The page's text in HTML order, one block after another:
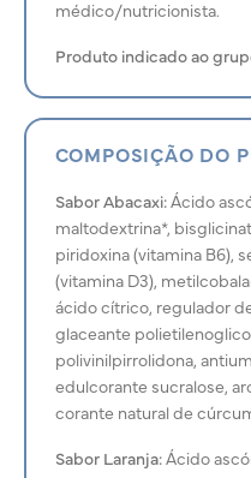
médico/nutricionista.
Produto indicado ao
COMPOSIÇÃO DO
Sabor Abacaxi:Ácido
maltodextrina*,
piridoxina (vitamina B6),
(vitamina D3),
ácido cítrico, regulador
glaceante
polivinilpirrolidona,
edulcorante sucralose,
corante natural de
Sabor Laranja:Ácido